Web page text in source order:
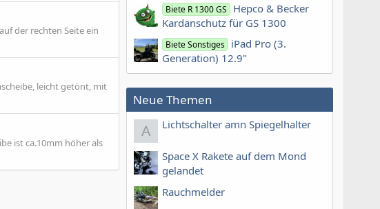
der rechten Seite ein
leicht getönt, mit
ist ca.10mm höher als
Biete R 1300 GS
Hepco & Becker
Kardanschutz für GS 1300
Biete Sonstiges iPad Pro (3.
Generation) 12.9"
Neue Themen
A Lichtschalter amn Spiegelhalter
Space X Rakete auf dem Mond
gelandet
Rauchmelder